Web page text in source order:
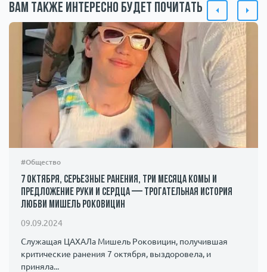
Вам также интересно будет почитать
#Общество
7 октября, серьезные ранения, три месяца комы и
предложение руки и сердца — трогательная история
любви Мишель Роковицин
09.09.2024
Служащая ЦАХАЛа Мишель Роковицин, получившая
критические ранения 7 октября, выздоровела, и
приняла...